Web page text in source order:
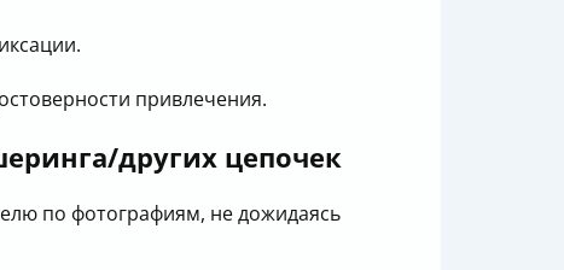
привлечения.
других цепочек
по фотографиям, не дожидаясь